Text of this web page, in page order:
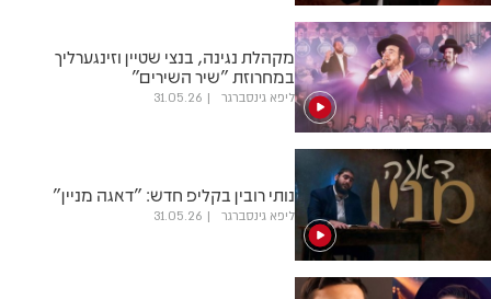
מקהלת נגינה, בנצי שטיין וזינגערליך
במחרוזת "שיר השירים"
ליפא גינסברגר 31.05.26
נותי רובין בקליפ חדש: "דאגה מניין"
ליפא גינסברגר 31.05.26